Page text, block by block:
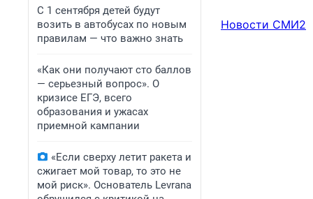
С 1 сентября детей будут
возить в автобусах по новым
правилам — что важно знать
«Как они получают сто баллов
— серьезный вопрос». О
кризисе ЕГЭ, всего
образования и ужасах
приемной кампании
«Если сверху летит ракета и
сжигает мой товар, то это не
мой риск». Основатель Levrana
Новости СМИ2